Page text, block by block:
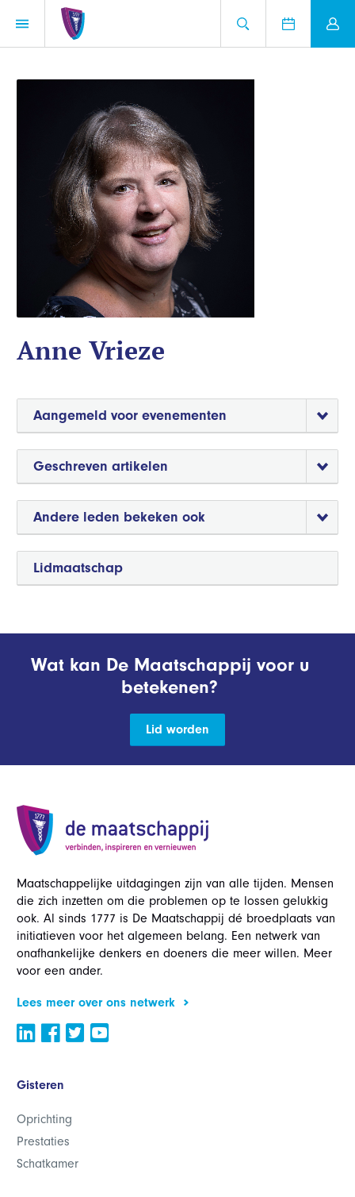
Lidmaatschap
Anne Vrieze
Aangemeld voor evenementen
Geschreven artikelen
Andere leden bekeken ook
Wat kan De Maatschappij voor u
betekenen?
Lid worden
Maatschappelijke uitdagingen zijn van alle tijden. Mensen
die zich inzetten om die problemen op te lossen gelukkig
ook. Al sinds 1777 is De Maatschappij dé broedplaats van
initiatieven voor het algemeen belang. Een netwerk van
onafhankelijke denkers en doeners die meer willen. Meer
voor een ander.
Lees meer over ons netwerk
Gisteren
Oprichting
Prestaties
Schatkamer